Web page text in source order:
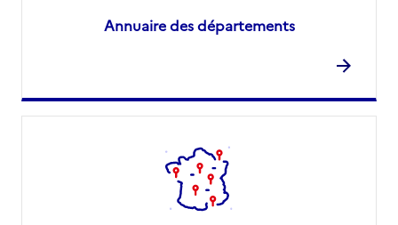
Annuaire des départements